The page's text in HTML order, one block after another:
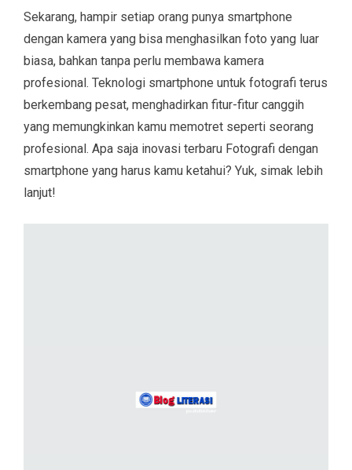
Sekarang, hampir setiap orang punya smartphone
dengan kamera yang bisa menghasilkan foto yang luar
biasa, bahkan tanpa perlu membawa kamera
profesional. Teknologi smartphone untuk fotografi terus
berkembang pesat, menghadirkan fitur-fitur canggih
yang memungkinkan kamu memotret seperti seorang
profesional. Apa saja inovasi terbaru Fotografi dengan
smartphone yang harus kamu ketahui? Yuk, simak lebih
lanjut!